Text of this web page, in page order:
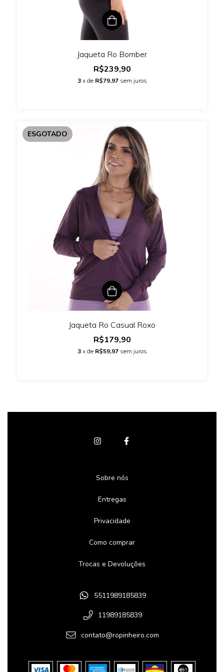
Jaqueta Ro Bomber
R$239,90
3 x de R$79,97 sem juros
ESGOTADO
Jaqueta Ro Casual Roxo
R$179,90
3 x de R$59,97 sem juros
Sobre nós
Entregas
Privacidade
Como comprar
Trocas e Devoluções
5511989185839
11989185839
contato@ropinheiro.com